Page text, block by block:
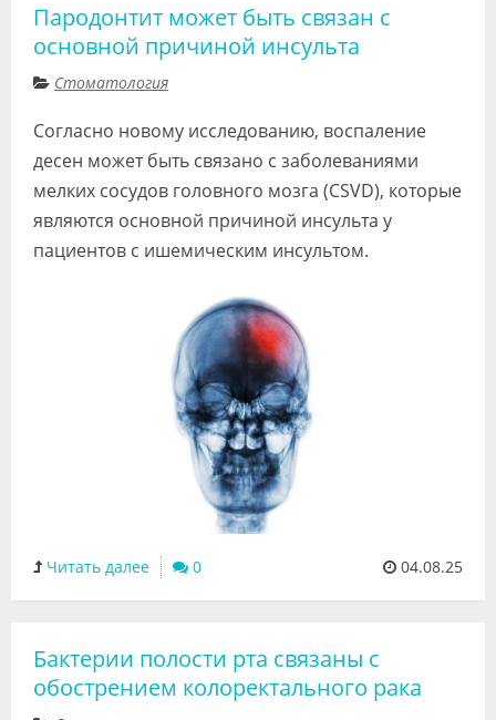
Пародонтит может быть связан с
основной причиной инсульта
Стоматология
Согласно новому исследованию, воспаление
десен может быть связано с заболеваниями
мелких сосудов головного мозга (CSVD), которые
являются основной причиной инсульта у
пациентов с ишемическим инсультом.
Читать далее 0 04.08.25
Бактерии полости рта связаны с
обострением колоректального рака